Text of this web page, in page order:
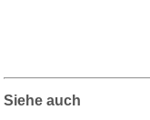
Siehe auch